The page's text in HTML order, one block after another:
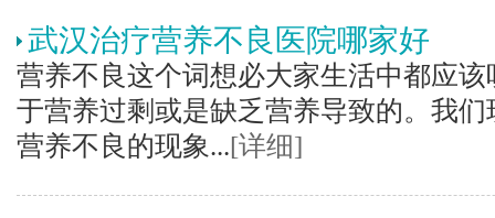
武汉治疗营养不良医院哪家好
营养不良这个词想必大家生活中都应
于营养过剩或是缺乏营养导致的。我
营养不良的现象...[详细]